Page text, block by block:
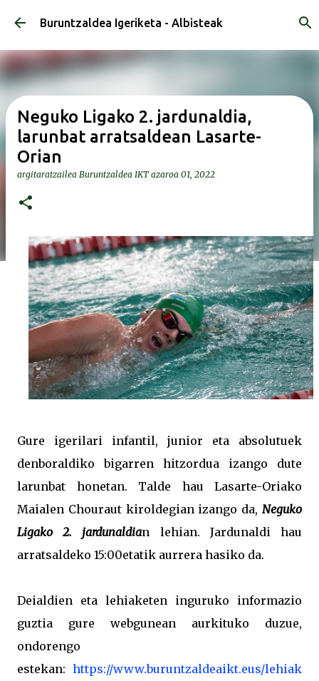
Saltatu eta joan eduki nagusira
Buruntzaldea Igeriketa - Albisteak
Neguko Ligako 2. jardunaldia,
larunbat arratsaldean Lasarte-
Orian
argitaratzailea Buruntzaldea IKT azaroa 01, 2022
Gure igerilari infantil, junior eta absolutuek
denboraldiko bigarren hitzordua izango dute
larunbat honetan. Talde hau Lasarte-Oriako
Maialen Chouraut kiroldegian izango da, Neguko
Ligako 2. jardunaldian lehian. Jardunaldi hau
arratsaldeko 15:00etatik aurrera hasiko da.
Deialdien eta lehiaketen inguruko informazio
guztia gure webgunean aurkituko duzue,
ondorengo
estekan: https://www.buruntzaldeaikt.eus/lehiak